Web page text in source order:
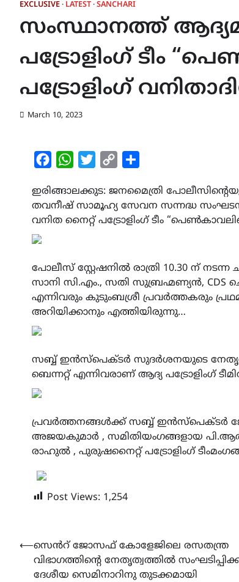
EXCLUSIVE LATEST SANCHARI
സംസ്ഥാനത്ത്
പട്രോളിംഗ് ടീം
പട്രോളിംഗ്
March 10, 2023
FacebookWhatsAppTwitterCopy
ഇരിങ്ങാലക്കുട: ജനമൈത്രി
തവനീഷ് സാമൂഹ്യ സേവന സന്നദ്ധ
വനിത നൈറ്റ് പട്രോളിംഗ് ടീം
പോലീസ് സ്റ്റേഷനിൽ രാത്രി 10.30 ന്
സാനി സി.എം., സതി സുബ്രഹ്മണ്യൻ,
എന്നിവരും കുടുംബശ്രീ പ്രവർത്തകരും
അറിയിക്കാനും എത്തിയിരുന്നു…
സബ്ബ് ഇൻസ്പെക്ടർ സുദർശനയുടെ
ബെന്നറ്റ് എന്നിവരാണ് ആദ്യ പട്രോളിംഗ്
പ്രവർത്തനങ്ങൾക്ക് സബ്ബ് ഇൻസ്പെക്ടർ
അജയകുമാർ , സമിതിയംഗങ്ങളായ
രാഹുൽ , പുരുഷനൈറ്റ് പട്രോളിംഗ്
Post Views: 1,254
Post
navigation
⟵സെൻറ് ജോസഫ് കോളേജിലെ രസതന്ത്ര
വിഭാഗത്തിന്റെ നേതൃത്വത്തിൽ
ദേശീയ സെമിനാറിനു തുടക്കമായി